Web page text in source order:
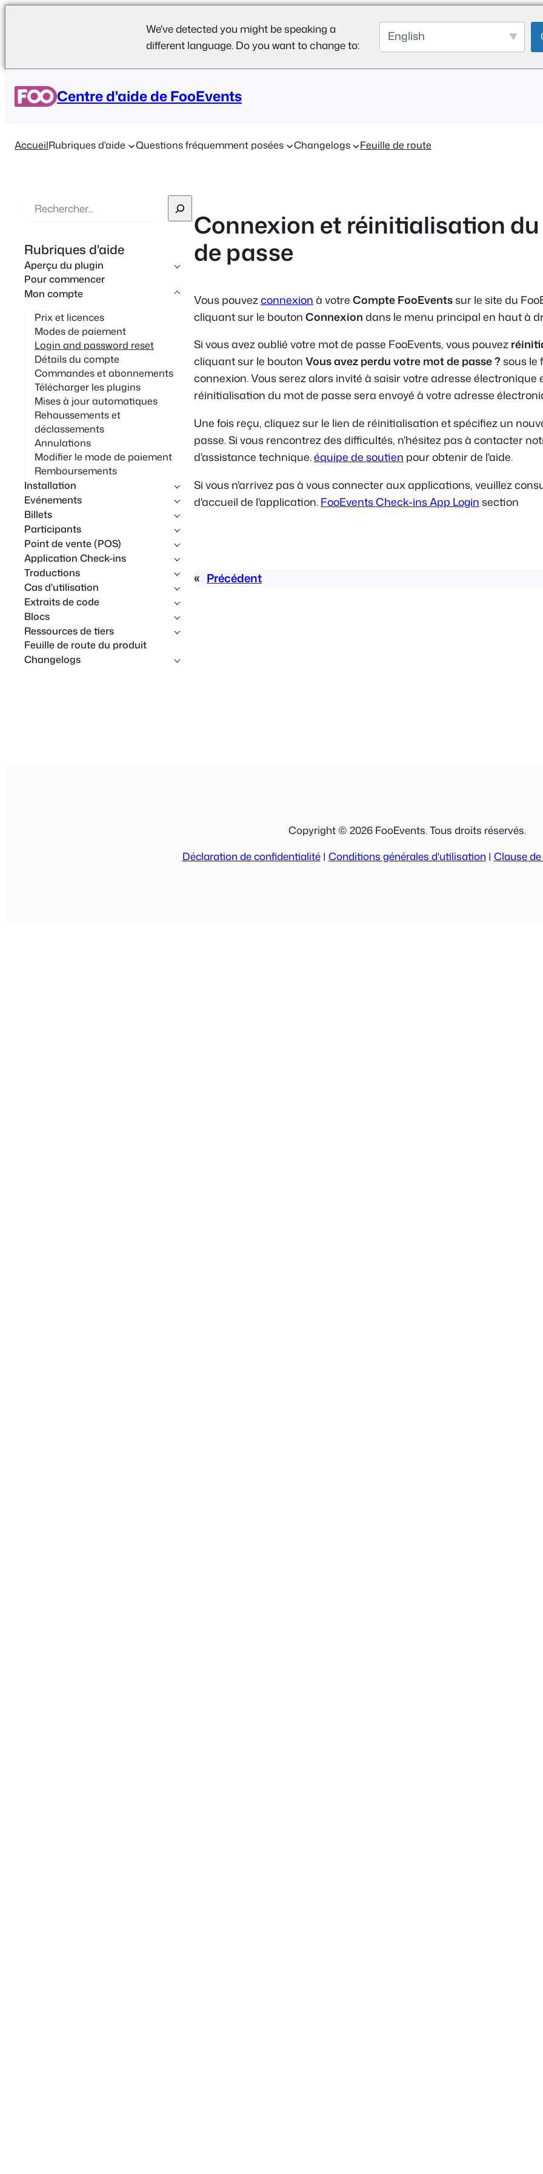
We've detected you might be speaking a
different language. Do you want to change to:
English
Centre d'aide de FooEvents
AccueilRubriques d'aide Questions fréquemment posées Changelogs Feuille de route
h
e
r
Rubriques d'aide
Aperçu du plugin
Pour commencer
Mon compte
Prix et licences
Modes de paiement
Login and password reset
Détails du compte
Commandes et abonnements
Télécharger les plugins
Mises à jour automatiques
Rehaussements et
déclassements
Annulations
Modifier le mode de paiement
Remboursements
Installation
Evénements
Billets
Participants
Point de vente (POS)
Application Check-ins
Traductions
Cas d'utilisation
Extraits de code
Blocs
Ressources de tiers
Feuille de route du produit
Changelogs
Connexion et réinitialisation
de passe
Vous pouvezconnexion à votre Compte FooEventssur le site du
cliquant sur le bouton Connexion dans le menu principal en haut à
Si vous avez oublié votre mot de passe FooEvents, vous pouvez
cliquant sur le bouton Vous avez perdu votre mot de passe ? sous le
connexion. Vous serez alors invité à saisir votre adresse électronique
réinitialisation du mot de passe sera envoyé à votre adresse
Une fois reçu, cliquez sur le lien de réinitialisation et spécifiez un
passe. Si vous rencontrez des difficultés, n'hésitez pas à contacter
d'assistance technique.équipe de soutien pour obtenir de l'aide.
Si vous n'arrivez pas à vous connecter aux applications, veuillez
d'accueil de l'application. FooEvents Check-ins App Login section
« Précédent
Copyright © 2026 FooEvents. Tous droits réservés.
Déclaration de confidentialité| Conditions générales d'utilisation | Clause